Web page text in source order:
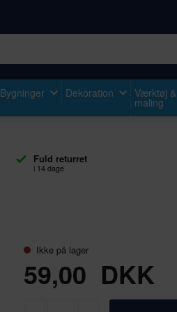
Bygninger Dekoration Værktøj &
maling
Fuld returret
i 14 dage
Ikke på lager
59,00 DKK